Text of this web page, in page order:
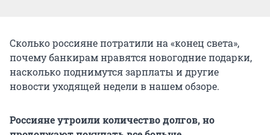
Сколько россияне потратили на «конец света»,
почему банкирам нравятся новогодние подарки,
насколько поднимутся зарплаты и другие
новости уходящей недели в нашем обзоре.
Россияне утроили количество долгов, но